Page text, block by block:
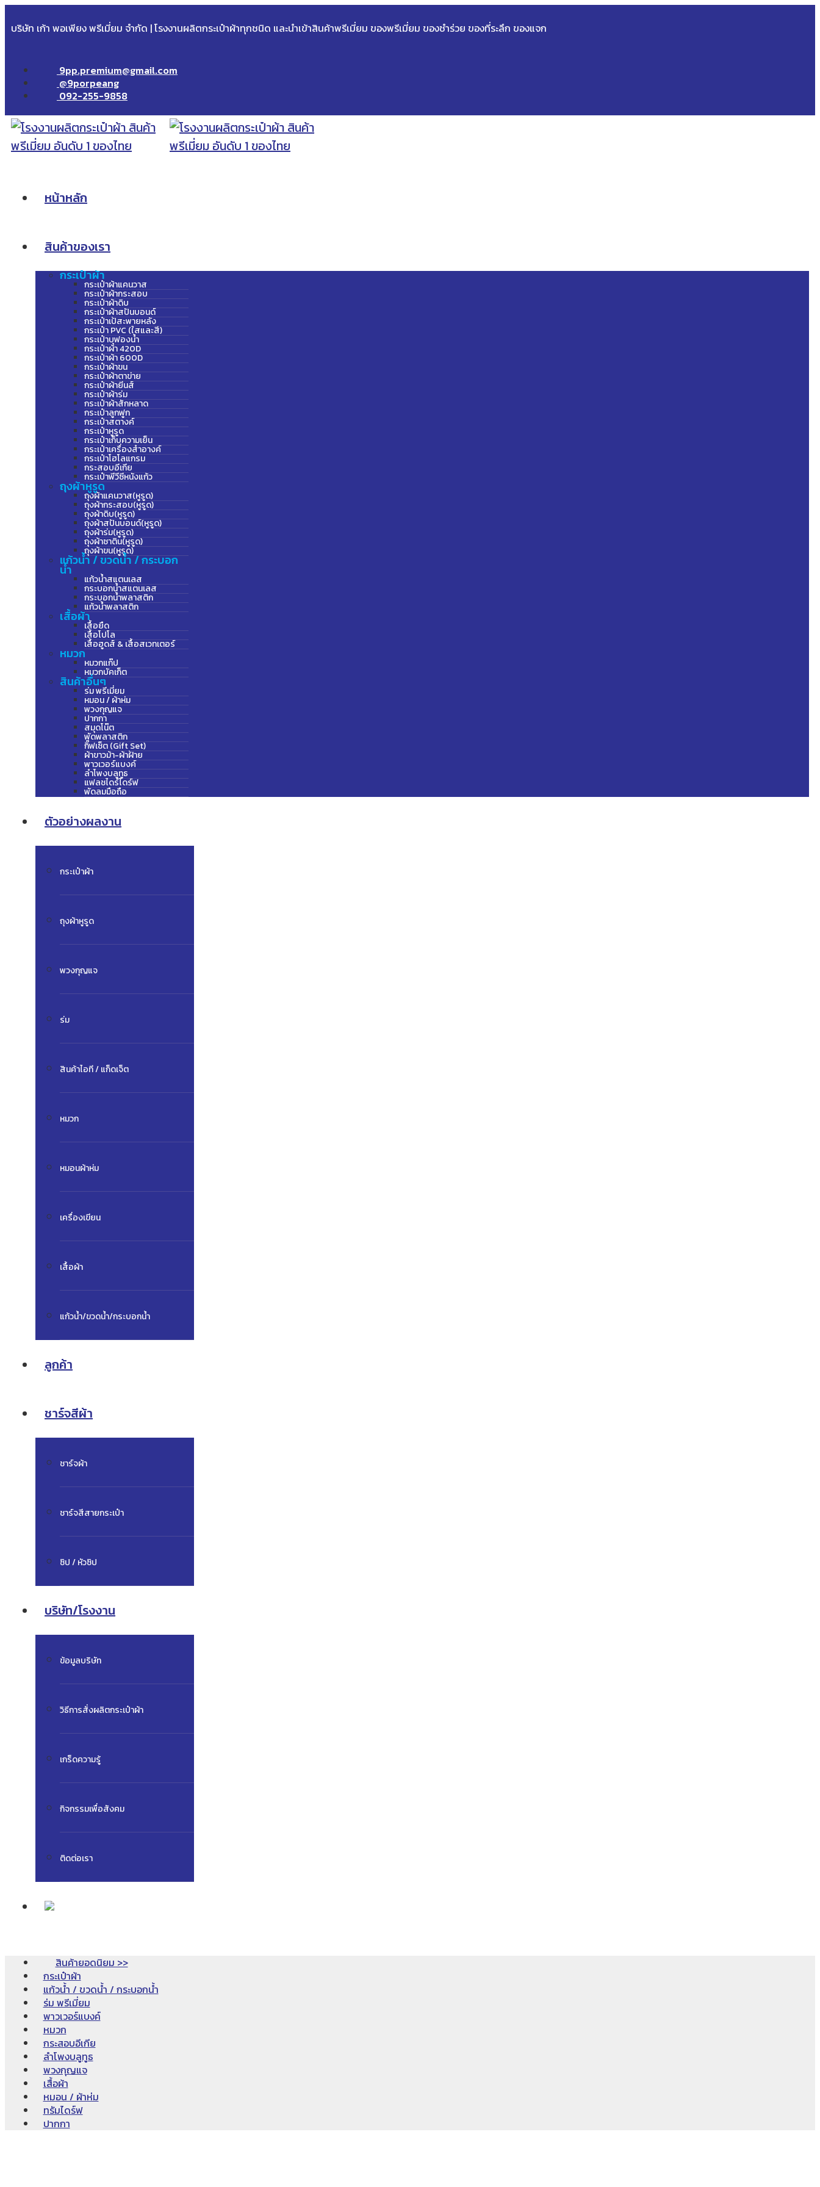
บริษัท เก้า พอเพียง พรีเมี่ยม จำกัด | โรงงานผลิตกระเป๋าผ้าทุกชนิด และนำเข้าสินค้าพรีเมี่ยม ของพรีเมี่ยม ของชำร่วย ของที่ระลึก ของแจก
9pp.premium@gmail.com
@9porpeang
092-255-9858
หน้าหลัก
สินค้าของเรา
กระเป๋าผ้า
กระเป๋าผ้าแคนวาส
กระเป๋าผ้ากระสอบ
กระเป๋าผ้าดิบ
กระเป๋าผ้าสปันบอนด์
กระเป๋าเป้สะพายหลัง
กระเป๋า PVC (ใสและสี)
กระเป๋าบุฟองน้ำ
กระเป๋าผ้า 420D
กระเป๋าผ้า 600D
กระเป๋าผ้าขน
กระเป๋าผ้าตาข่าย
กระเป๋าผ้ายีนส์
กระเป๋าผ้าร่ม
กระเป๋าผ้าสักหลาด
กระเป๋าลูกฟูก
กระเป๋าสตางค์
กระเป๋าหูรูด
กระเป๋าเก็บความเย็น
กระเป๋าเครื่องสำอางค์
กระเป๋าโฮโลแกรม
กระสอบอีเกีย
กระเป๋าพีวีซีหนังแก้ว
ถุงผ้าหูรูด
ถุงผ้าแคนวาส(หูรูด)
ถุงผ้ากระสอบ(หูรูด)
ถุงผ้าดิบ(หูรูด)
ถุงผ้าสปันบอนด์(หูรูด)
ถุงผ้าร่ม(หูรูด)
ถุงผ้าซาติน(หูรูด)
ถุงผ้าขน(หูรูด)
แก้วน้ำ / ขวดน้ำ / กระบอก
น้ำ
แก้วน้ำสแตนเลส
กระบอกน้ำสแตนเลส
กระบอกน้ำพลาสติก
แก้วน้ำพลาสติก
เสื้อผ้า
เสื้อยืด
เสื้อโปโล
เสื้อฮูดส์ & เสื้อสเวทเตอร์
หมวก
หมวกแก๊ป
หมวกบัคเก็ต
สินค้าอื่นๆ
ร่ม พรีเมี่ยม
หมอน / ผ้าห่ม
พวงกุญแจ
ปากกา
สมุดโน๊ต
พัดพลาสติก
กิ๊ฟเซ็ต (Gift Set)
ผ้าขาวม้า-ผ้าฝ้าย
พาวเวอร์แบงค์
ลำโพงบลูทูธ
แฟลชไดร์ไดร์ฟ
พัดลมมือถือ
ตัวอย่างผลงาน
กระเป๋าผ้า
ถุงผ้าหูรูด
พวงกุญแจ
ร่ม
สินค้าไอที / แก็ดเจ็ต
หมวก
หมอนผ้าห่ม
เครื่องเขียน
เสื้อผ้า
แก้วน้ำ/ขวดน้ำ/กระบอกน้ำ
ลูกค้า
ชาร์จสีผ้า
ชาร์จผ้า
ชาร์จสีสายกระเป๋า
ซิป / หัวซิป
บริษัท/โรงงาน
ข้อมูลบริษัท
วิธีการสั่งผลิตกระเป๋าผ้า
เกร็ดความรู้
กิจกรรมเพื่อสังคม
ติดต่อเรา
สินค้ายอดนิยม >>
กระเป๋าผ้า
แก้วน้ำ / ขวดน้ำ / กระบอกน้ำ
ร่ม พรีเมี่ยม
พาวเวอร์แบงค์
หมวก
กระสอบอีเกีย
ลำโพงบลูทูธ
พวงกุญแจ
เสื้อผ้า
หมอน / ผ้าห่ม
ทรัมไดร์ฟ
ปากกา